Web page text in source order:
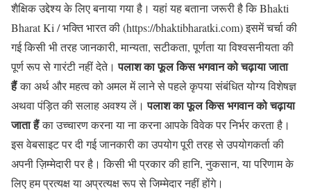
शैक्षिक उद्देश्य के लिए बनाया गया है। यहां यह बताना जरूरी है कि Bhakti
Bharat Ki / भक्ति भारत की (https://bhaktibharatki.com) इसमें चर्चा की
गई किसी भी तरह जानकारी, मान्यता, सटीकता, पूर्णता या विश्वसनीयता की
पूर्ण रूप से गारंटी नहीं देते।पलाश का फूल किस भगवान को चढ़ाया जाता
हैंका अर्थ और महत्व को अमल में लाने से पहले कृपया संबंधित योग्य विशेषज्ञ
अथवा पंड़ित की सलाह अवश्य लें।पलाश का फूल किस भगवान को चढ़ाया
जाता हैं का उच्चारण करना या ना करना आपके विवेक पर निर्भर करता है।
इस वेबसाइट पर दी गई जानकारी का उपयोग पूरी तरह से उपयोगकर्ता की
अपनी ज़िम्मेदारी पर है। किसी भी प्रकार की हानि, नुकसान, या परिणाम के
लिए हम प्रत्यक्ष या अप्रत्यक्ष रूप से जिम्मेदार नहीं होंगे।